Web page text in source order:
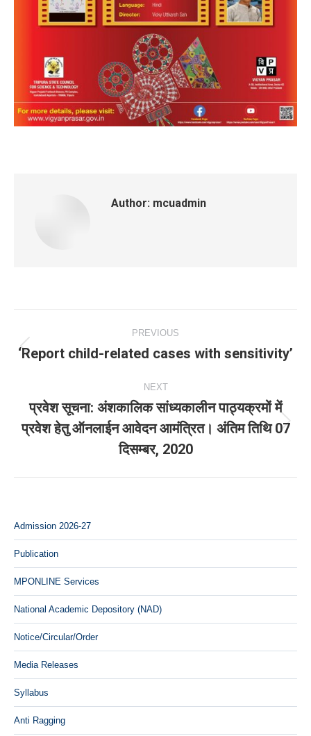
Author: mcuadmin
navigation
PREVIOUS
Previous
‘Report child-related cases with sensitivity’
NEXT
Next
post:
प्रवेश सूचना: अंशकालिक सांध्‍यकालीन पाठ्यक्रमों में
प्रवेश हेतु ऑनलाईन आवेदन आमंत्रित। अंतिम तिथि 07
दिसम्‍बर, 2020
Admission 2026-27
Publication
MPONLINE Services
National Academic Depository (NAD)
Notice/Circular/Order
Media Releases
Syllabus
Anti Ragging